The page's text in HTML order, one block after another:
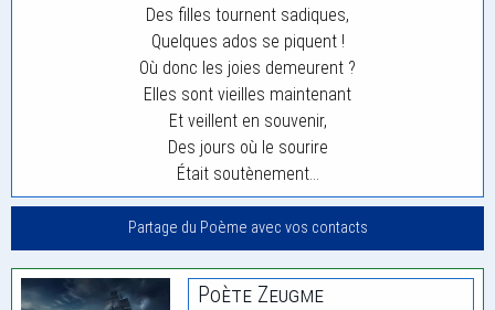
Des filles tournent sadiques,
Quelques ados se piquent !
Où donc les joies demeurent ?
Elles sont vieilles maintenant
Et veillent en souvenir,
Des jours où le sourire
Était soutènement…
Partage du Poème avec vos contacts
Poète Zeugme